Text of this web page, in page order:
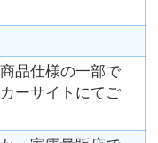
品仕様の一部で
ーサイトにてご